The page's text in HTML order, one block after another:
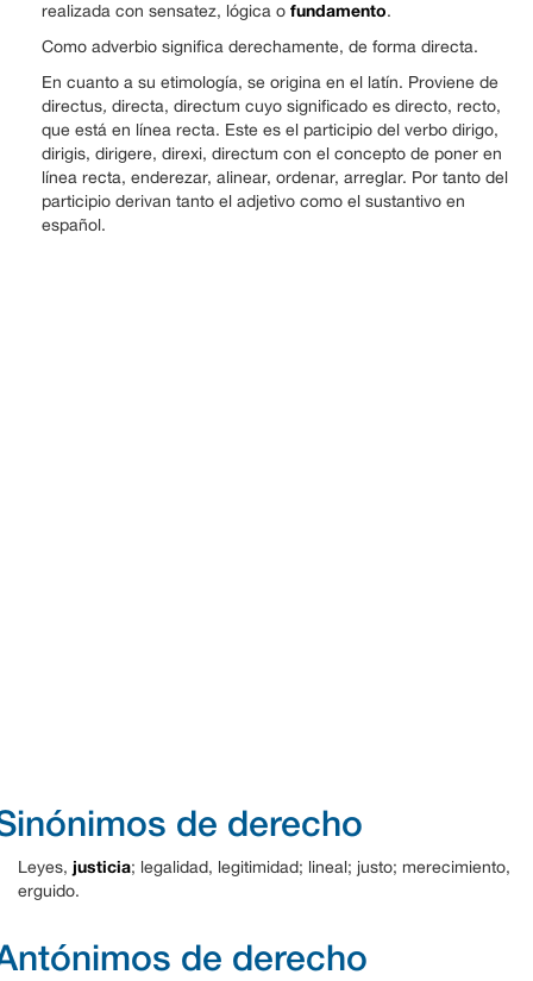
realizada con sensatez, lógica o fundamento.
Como adverbio significa derechamente, de forma directa.
En cuanto a su etimología, se origina en el latín. Proviene de
directus, directa, directum cuyo significado es directo, recto,
que está en línea recta. Este es el participio del verbo dirigo,
dirigis, dirigere, direxi, directum con el concepto de poner en
línea recta, enderezar, alinear, ordenar, arreglar. Por tanto del
participio derivan tanto el adjetivo como el sustantivo en
español.
de derecho
Leyes, justicia; legalidad, legitimidad; lineal; justo; merecimiento,
erguido.
de derecho